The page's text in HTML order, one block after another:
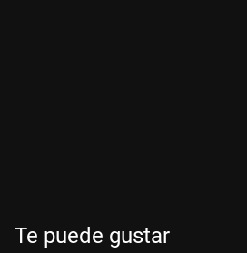
Te puede gustar